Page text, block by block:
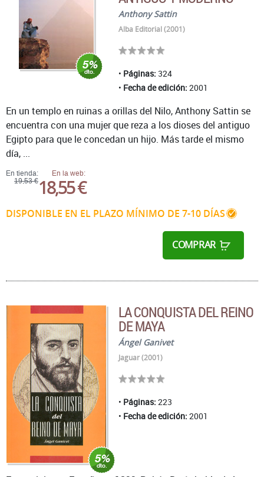
Anthony Sattin
Alba Editorial (2001)
Páginas: 324
Fecha de edición: 2001
En tienda:
19,53 €
En la web:
18,55 €
DISPONIBLE EN EL PLAZO MÍNIMO DE 7-10 DÍAS
COMPRAR
En un templo en ruinas a orillas del Nilo, Anthony Sattin se
encuentra con una mujer que reza a los dioses del antiguo
Egipto para que le concedan un hijo. Más tarde el mismo
día, ...
LA CONQUISTA DEL REINO
DE MAYA
Ángel Ganivet
Jaguar (2001)
Páginas: 223
Fecha de edición: 2001